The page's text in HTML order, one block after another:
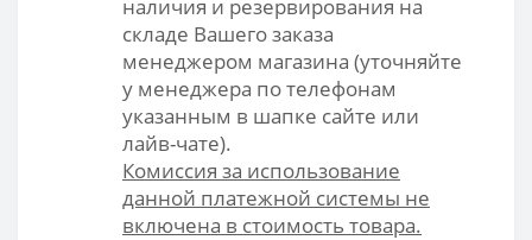
наличия и резервирования на
складе Вашего заказа
менеджером магазина (уточняйте
у менеджера по телефонам
указанным в шапке сайте или
лайв-чате).
Комиссия за использование
данной платежной системы не
включена в стоимость товара.